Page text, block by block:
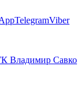
TelegramViber
Владимир Савко